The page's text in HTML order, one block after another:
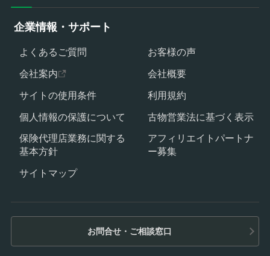
お問合せ・ご相談窓口
企業情報・サポート
よくあるご質問
お客様の声
会社案内
会社概要
サイトの使用条件
利用規約
個人情報の保護について
古物営業法に基づく表示
保険代理店業務に関する
基本方針
アフィリエイトパートナ
ー募集
サイトマップ